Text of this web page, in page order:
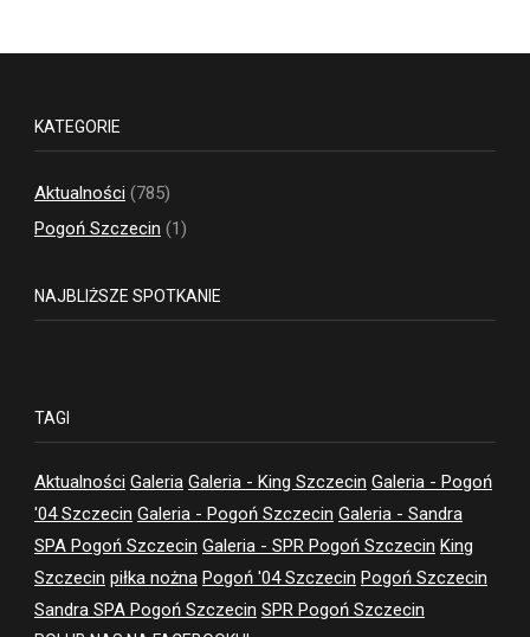
KATEGORIE
Aktualności (785)
Pogoń Szczecin (1)
NAJBLIŻSZE SPOTKANIE
TAGI
Aktualności Galeria Galeria - King Szczecin Galeria - Pogoń
'04 Szczecin Galeria - Pogoń Szczecin Galeria - Sandra
SPA Pogoń Szczecin Galeria - SPR Pogoń Szczecin King
Szczecin piłka nożna Pogoń '04 Szczecin Pogoń Szczecin
Sandra SPA Pogoń Szczecin SPR Pogoń Szczecin